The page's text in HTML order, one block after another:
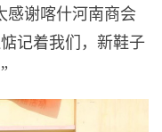
感谢喀什河南商会
记着我们，新鞋子